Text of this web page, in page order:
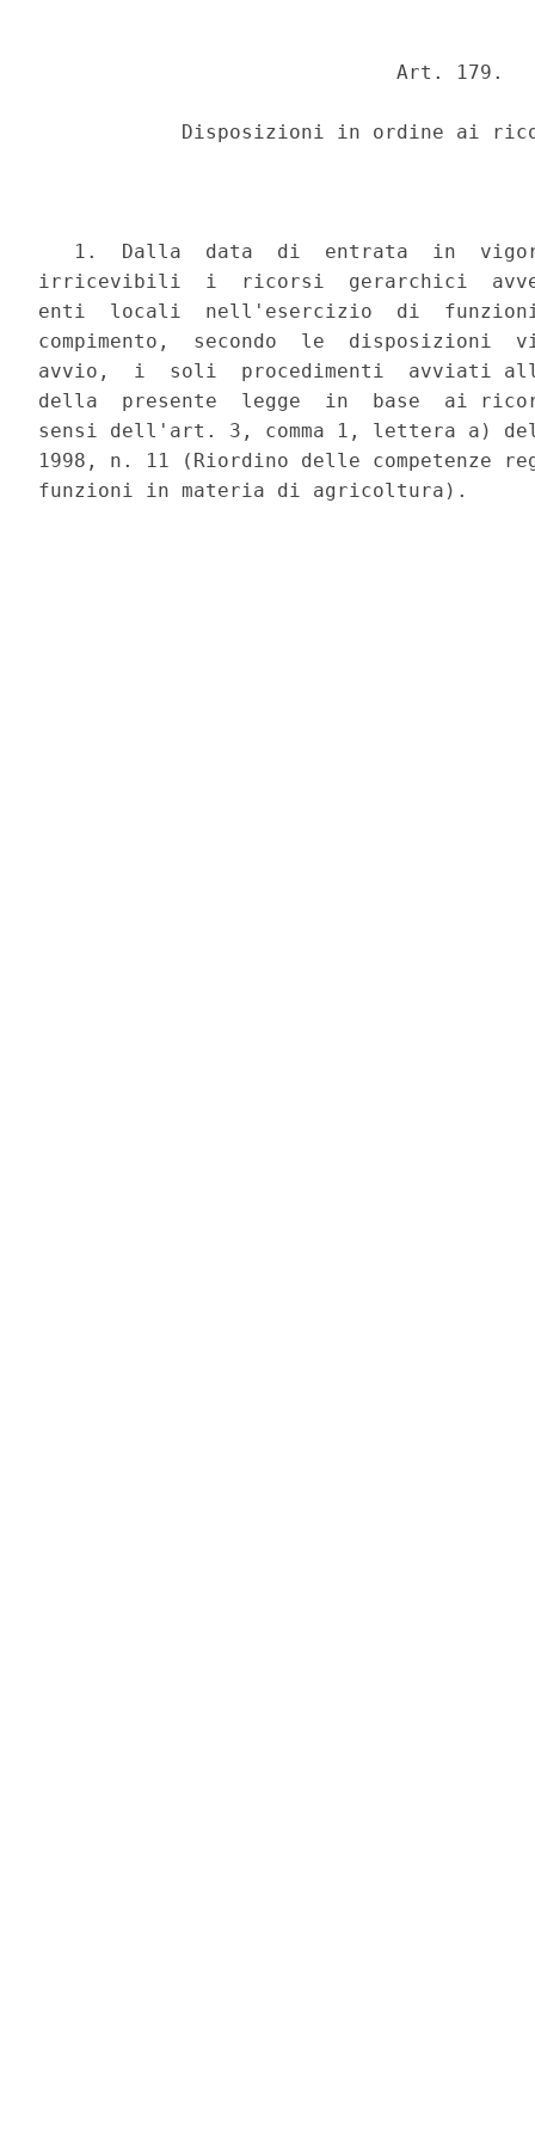
                              Art. 179.
Disposizioni in ordine ai
1.  Dalla  data  di  entrata  in
irricevibili  i  ricorsi  gerarchici
enti  locali  nell'esercizio  di
compimento,  secondo  le  disposizioni
avvio,  i  soli  procedimenti  avviati
della  presente  legge  in  base  ai
sensi dell'art. 3, comma 1, lettera a)
1998, n. 11 (Riordino delle competenze